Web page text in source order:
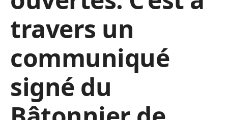
travers un
communiqué
signé du